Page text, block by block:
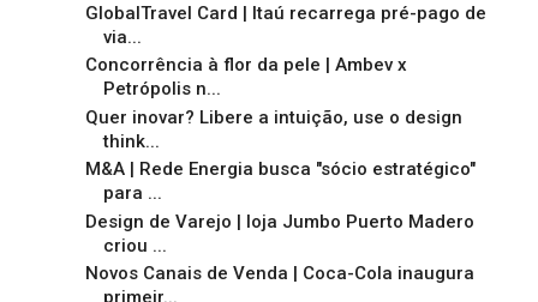
GlobalTravel Card | Itaú recarrega pré-pago de
via...
Concorrência à flor da pele | Ambev x
Petrópolis n...
Quer inovar? Libere a intuição, use o design
think...
M&A | Rede Energia busca "sócio estratégico"
para ...
Design de Varejo | loja Jumbo Puerto Madero
criou ...
Novos Canais de Venda | Coca-Cola inaugura
primeir...